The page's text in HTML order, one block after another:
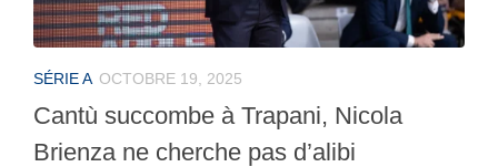
SÉRIE A OCTOBRE 19, 2025
Cantù succombe à Trapani, Nicola
Brienza ne cherche pas d’alibi